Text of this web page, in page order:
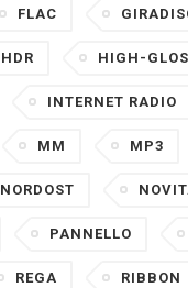
FLAC
HDR HIGH-
INTERNET RADIO
MM MP3
NORDOST
PANNELLO
REGA RIBBON